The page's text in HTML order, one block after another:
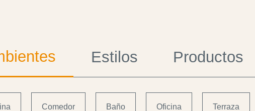
Estilos Productos
Comedor Baño Oficina Terraza